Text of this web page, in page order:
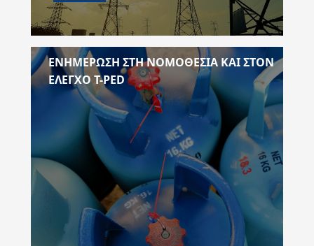
ΕΝΗΜΕΡΩΣΗ ΣΤΗ ΝΟΜΟΘΕΣΙΑ ΚΑΙ ΣΤΟΝ
ΕΛΕΓΧΟ T-PED